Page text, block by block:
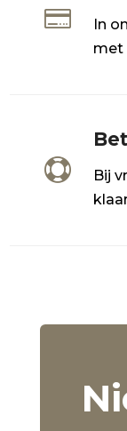

In
met

Bij